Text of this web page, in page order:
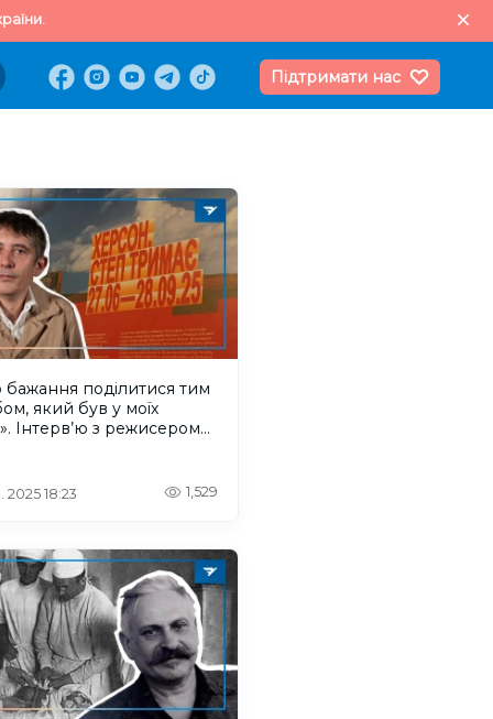
Підтримати нас
бажання поділитися тим
який був у моїх
Інтерв’ю з режисером
2025 18:23 1,529